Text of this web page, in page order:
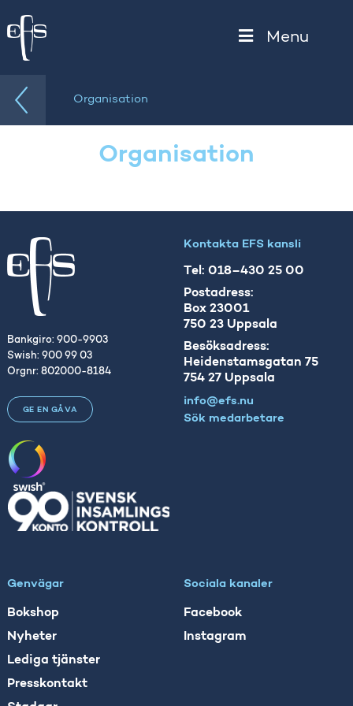
Menu
Organisation
Organisation
Bankgiro: 900-9903
Swish: 900 99 03
Orgnr: 802000-8184
GE EN GÅVA
Kontakta EFS kansli
Tel: 018–430 25 00
Postadress:
Box 23001
750 23 Uppsala
Besöksadress:
Heidenstamsgatan 75
754 27 Uppsala
info@efs.nu
Sök medarbetare
Genvägar
Bokshop
Nyheter
Lediga tjänster
Presskontakt
Sociala kanaler
Facebook
Instagram